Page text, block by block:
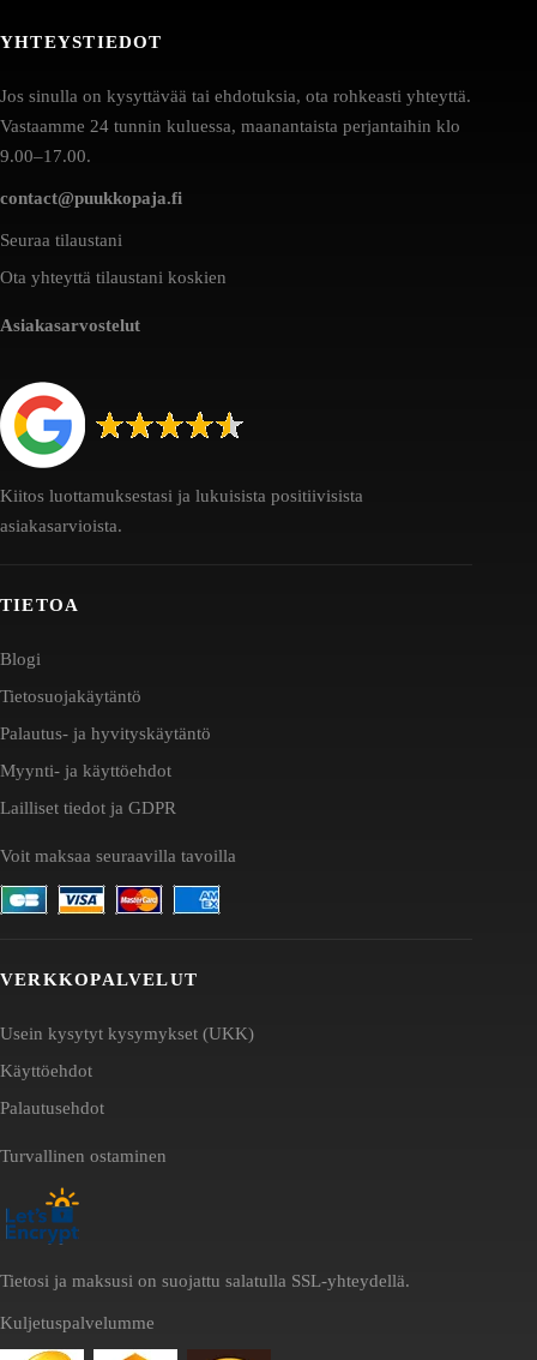
YHTEYSTIEDOT
Jos sinulla on kysyttävää tai ehdotuksia, ota rohkeasti yhteyttä.
Vastaamme 24 tunnin kuluessa, maanantaista perjantaihin klo
9.00–17.00.
contact@puukkopaja.fi
Seuraa tilaustani
Ota yhteyttä tilaustani koskien
Asiakasarvostelut
Kiitos luottamuksestasi ja lukuisista positiivisista
asiakasarvioista.
TIETOA
Blogi
Tietosuojakäytäntö
Palautus- ja hyvityskäytäntö
Myynti- ja käyttöehdot
Lailliset tiedot ja GDPR
Voit maksaa seuraavilla tavoilla
VERKKOPALVELUT
Usein kysytyt kysymykset (UKK)
Käyttöehdot
Palautusehdot
Turvallinen ostaminen
Tietosi ja maksusi on suojattu salatulla SSL-yhteydellä.
Kuljetuspalvelumme